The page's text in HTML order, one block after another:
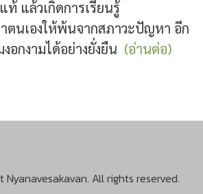
ท้ แล้วเกิดการเรียนรู้
นเองให้พ้นจากสภาวะปัญหา อีก
งอกงามได้อย่างยั่งยืน (อ่านต่อ)
All rights reserved.